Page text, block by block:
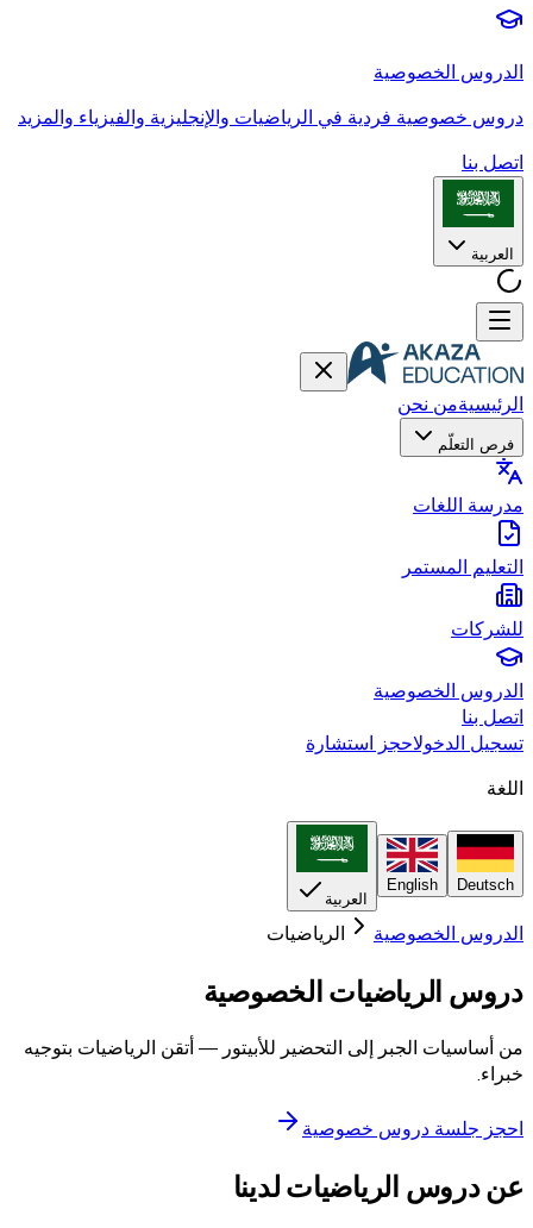
الدروس الخصوصية
دروس خصوصية فردية في الرياضيات والإنجليزية والفيزياء والمزيد
اتصل بنا
العربية
الرئيسيةمن نحن
فرص التعلّم
مدرسة اللغات
التعليم المستمر
للشركات
الدروس الخصوصية
اتصل بنا
تسجيل الدخولاحجز استشارة
اللغة
Deutsch
English
العربية
الدروس الخصوصية الرياضيات
دروس الرياضيات الخصوصية
من أساسيات الجبر إلى التحضير للأبيتور — أتقن الرياضيات بتوجيه
خبراء.
احجز جلسة دروس خصوصية
عن دروس الرياضيات لدينا